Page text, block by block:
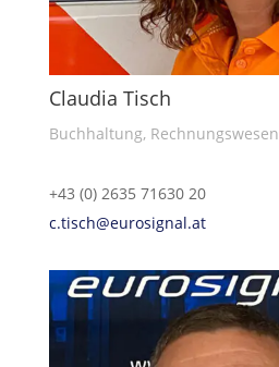
Claudia Tisch
Buchhaltung, Rechnungswesen
+43 (0) 2635 71630 20
c.tisch@eurosignal.at